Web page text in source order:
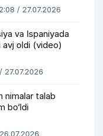
/ 27.07.2026
va Ispaniyada
avj oldi (video)
27.07.2026
nimalar talab
bo‘ldi